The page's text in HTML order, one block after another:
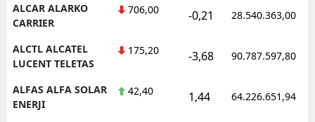
ALCAR ALARKO
CARRIER
706,00 -0,21 28.540.363,00
ALCTL ALCATEL
LUCENT TELETAS
175,20 -3,68 90.787.597,80
ALFAS ALFA SOLAR
ENERJI
42,40 1,44 64.226.651,94